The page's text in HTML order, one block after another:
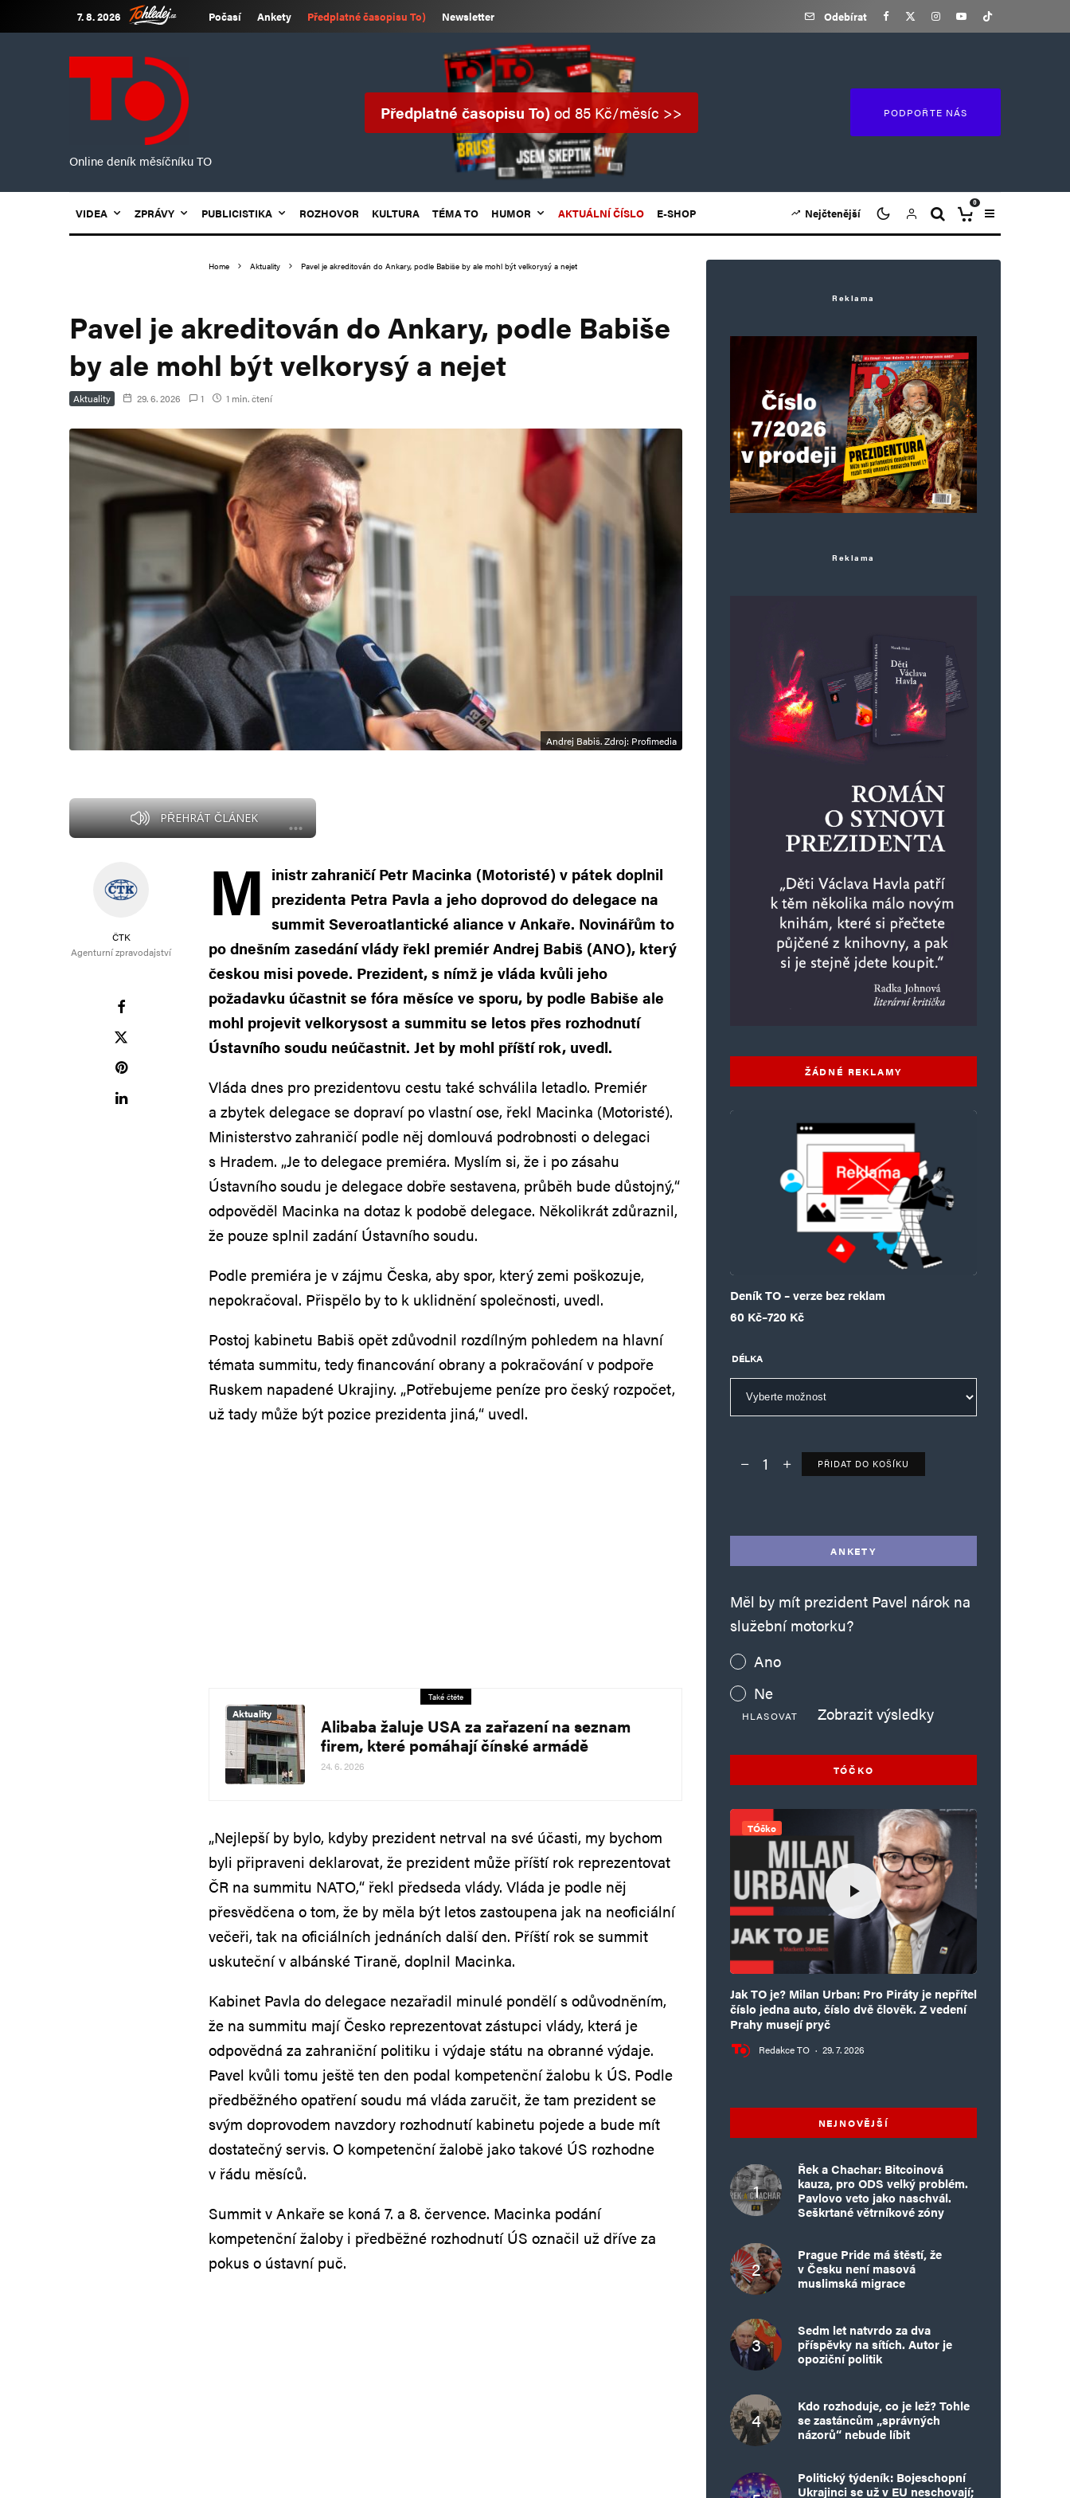
7. 8. 2026 Počasí Ankety Předplatné časopisu To) Newsletter Odebírat
Online deník měsíčníku TO
Předplatné časopisu To)od 85 Kč/měsíc >> PODPOŘTE NÁS
VIDEA ZPRÁVY PUBLICISTIKA ROZHOVOR KULTURA TÉMA TO HUMOR AKTUÁLNÍ ČÍSLO E-SHOP Nejčtenější
0
Home Aktuality Pavel je akreditován do Ankary, podle Babiše by ale mohl být velkorysý a nejet
Pavel je akreditován do Ankary, podle Babiše
by ale mohl být velkorysý a nejet
Aktuality 29. 6. 2026 1 1 min. čtení
Andrej Babiš. Zdroj: Profimedia
PŘEHRÁT ČLÁNEK
ČTK
Agenturní zpravodajství
M inistr zahraničí Petr Macinka (Motoristé) v pátek doplnil
prezidenta Petra Pavla a jeho doprovod do delegace na
summit Severoatlantické aliance v Ankaře. Novinářům to
po dnešním zasedání vlády řekl premiér Andrej Babiš (ANO), který
českou misi povede. Prezident, s nímž je vláda kvůli jeho
požadavku účastnit se fóra měsíce ve sporu, by podle Babiše ale
mohl projevit velkorysost a summitu se letos přes rozhodnutí
Ústavního soudu neúčastnit. Jet by mohl příští rok, uvedl.
Vláda dnes pro prezidentovu cestu také schválila letadlo. Premiér
a zbytek delegace se dopraví po vlastní ose, řekl Macinka (Motoristé).
Ministerstvo zahraničí podle něj domlouvá podrobnosti o delegaci
s Hradem. „Je to delegace premiéra. Myslím si, že i po zásahu
Ústavního soudu je delegace dobře sestavena, průběh bude důstojný,“
odpověděl Macinka na dotaz k podobě delegace. Několikrát zdůraznil,
že pouze splnil zadání Ústavního soudu.
Podle premiéra je v zájmu Česka, aby spor, který zemi poškozuje,
nepokračoval. Přispělo by to k uklidnění společnosti, uvedl.
Postoj kabinetu Babiš opět zdůvodnil rozdílným pohledem na hlavní
témata summitu, tedy financování obrany a pokračování v podpoře
Ruskem napadené Ukrajiny. „Potřebujeme peníze pro český rozpočet,
už tady může být pozice prezidenta jiná,“ uvedl.
Také čtěte
Aktuality
Alibaba žaluje USA za zařazení na seznam
firem, které pomáhají čínské armádě
24. 6. 2026
„Nejlepší by bylo, kdyby prezident netrval na své účasti, my bychom
byli připraveni deklarovat, že prezident může příští rok reprezentovat
ČR na summitu NATO,“ řekl předseda vlády. Vláda je podle něj
přesvědčena o tom, že by měla být letos zastoupena jak na neoficiální
večeři, tak na oficiálních jednáních další den. Příští rok se summit
uskuteční v albánské Tiraně, doplnil Macinka.
Kabinet Pavla do delegace nezařadil minulé pondělí s odůvodněním,
že na summitu mají Česko reprezentovat zástupci vlády, která je
odpovědná za zahraniční politiku i výdaje státu na obranné výdaje.
Pavel kvůli tomu ještě ten den podal kompetenční žalobu k ÚS. Podle
předběžného opatření soudu má vláda zaručit, že tam prezident se
svým doprovodem navzdory rozhodnutí kabinetu pojede a bude mít
dostatečný servis. O kompetenční žalobě jako takové ÚS rozhodne
v řádu měsíců.
Summit v Ankaře se koná 7. a 8. července. Macinka podání
kompetenční žaloby i předběžné rozhodnutí ÚS označil už dříve za
pokus o ústavní puč.
Reklama
Reklama
ŽÁDNÉ REKLAMY
Deník TO – verze bez reklam
60 Kč–720 Kč
Rozpětí cen: 60 Kč až 720 Kč
DÉLKA
Deník TO – verze bez reklam množství
PŘIDAT DO KOŠÍKU
ANKETY
Měl by mít prezident Pavel nárok na
služební motorku?
Ano
Ne
HLASOVAT Zobrazit výsledky
TÓČKO
TÓčko
Jak TO je? Milan Urban: Pro Piráty je nepřítel
číslo jedna auto, číslo dvě člověk. Z vedení
Prahy musejí pryč
Redakce TO · 29. 7. 2026
NEJNOVĚJŠÍ
Řek a Chachar: Bitcoinová
kauza, pro ODS velký problém.
Pavlovo veto jako naschvál.
Seškrtané větrníkové zóny
Prague Pride má štěstí, že
v Česku není masová
muslimská migrace
Sedm let natvrdo za dva
příspěvky na sítích. Autor je
opoziční politik
Kdo rozhoduje, co je lež? Tohle
se zastáncům „správných
názorů“ nebude líbit
Politický týdeník: Bojeschopní
Ukrajinci se už v EU neschovají;